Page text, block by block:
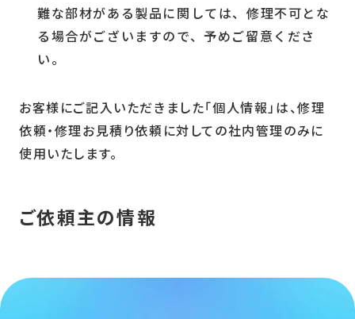
難な部材がある製品に関しては、修理不可とな
る場合がございますので、予めご留意くださ
い。
お客様にご記入いただきました「個人情報」は、修理
依頼・修理お見積り依頼に対しての社内管理のみに
使用いたします。
ご依頼主の情報